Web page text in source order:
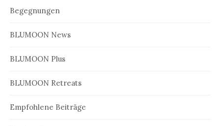
Begegnungen
BLUMOON News
BLUMOON Plus
BLUMOON Retreats
Empfohlene Beiträge